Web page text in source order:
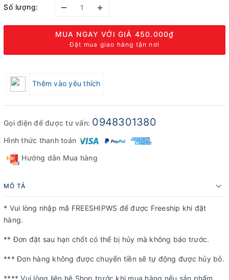
Số lượng: – +
MUA NGAY VỚI GIÁ 450.000₫
Đặt mua giao hàng tận nơi
Thêm vào yêu thích
Gọi điện để được tư vấn: 0948301380
Hình thức thanh toán
Hướng dẫn Mua hàng
MÔ TẢ
* Vui lòng nhập mã FREESHIPWS để được Freeship khi đặt
hàng.
** Đơn đặt sau hạn chốt có thể bị hủy mà không báo trước.
*** Đơn hàng không được chuyển tiền sẽ tự động được hủy bỏ.
**** Vui lòng liên hệ Shop trước khi mua hàng nếu sản phẩm